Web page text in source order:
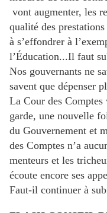
vont augmenter, les
qualité des
à s’effondrer à
l’Éducation...Il faut
Nos gouvernants ne
savent que dépenser
La Cour des
garde, une nouvelle
du Gouvernement et
des Comptes n’a
menteurs et les
écoute encore ses
Faut-il continuer à